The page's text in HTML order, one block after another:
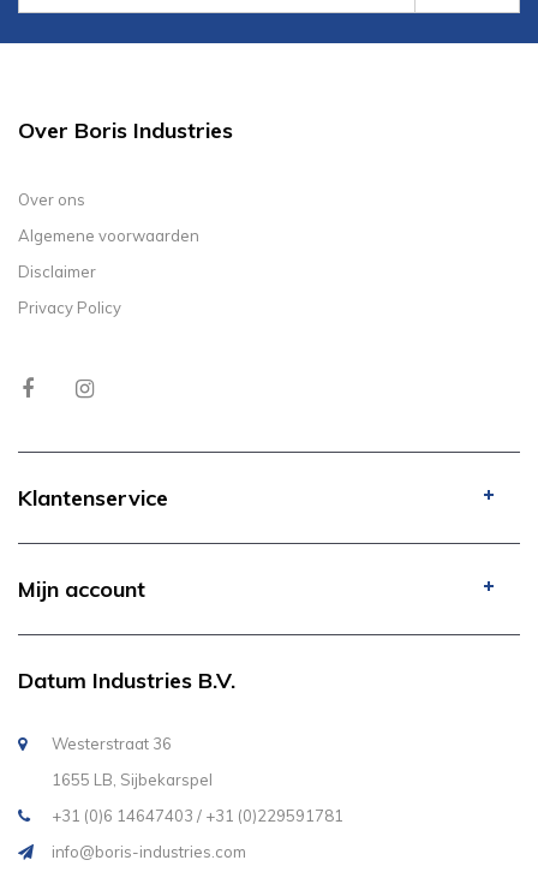
Over Boris Industries
Over ons
Algemene voorwaarden
Disclaimer
Privacy Policy
Klantenservice
Mijn account
Datum Industries B.V.
Westerstraat 36
1655 LB, Sijbekarspel
+31 (0)6 14647403 / +31 (0)229591781
info@boris-industries.com